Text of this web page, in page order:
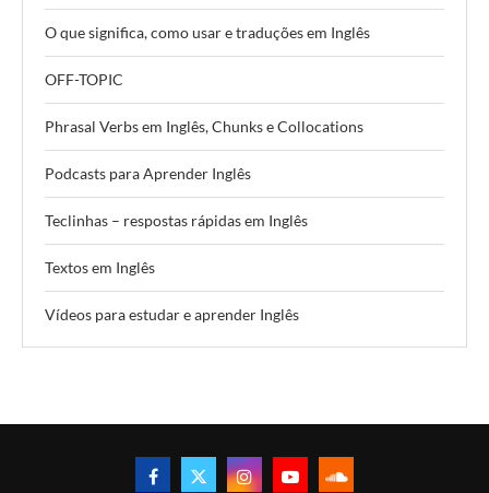
O que significa, como usar e traduções em Inglês
OFF-TOPIC
Phrasal Verbs em Inglês, Chunks e Collocations
Podcasts para Aprender Inglês
Teclinhas – respostas rápidas em Inglês
Textos em Inglês
Vídeos para estudar e aprender Inglês